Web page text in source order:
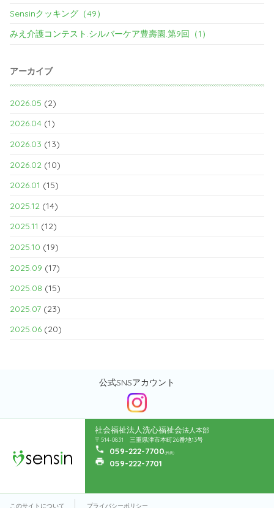
Sensinクッキング（49）
みえ介護コンテスト.シルバーケア豊壽園.第9回（1）
アーカイブ
2026.05 (2)
2026.04 (1)
2026.03 (13)
2026.02 (10)
2026.01 (15)
2025.12 (14)
2025.11 (12)
2025.10 (19)
2025.09 (17)
2025.08 (15)
2025.07 (23)
2025.06 (20)
公式SNSアカウント
社会福祉法人洗心福祉会法人本部
〒514-0831 三重県津市本町26番地13号
059-222-7700(代表)
059-222-7701
このサイトについて プライバシーポリシー